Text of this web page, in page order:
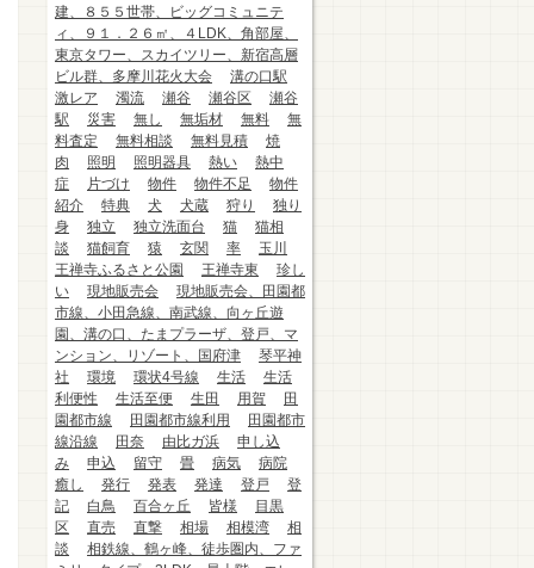
建、８５５世帯、ビッグコミュニテ
ィ、９１．２６㎡、４LDK、角部屋、
東京タワー、スカイツリー、新宿高層
ビル群、多摩川花火大会
溝の口駅
激レア
濁流 瀬谷 瀬谷区
瀬谷
駅
災害 無し 無垢材 無料
無
料査定
無料相談 無料見積
焼
肉
照明 照明器具 熱い
熱中
症
片づけ 物件 物件不足
物件
紹介
特典 犬 犬蔵 狩り
独り
身
独立 独立洗面台 猫
猫相
談
猫飼育 猿 玄関 率
玉川
王禅寺ふるさと公園
王禅寺東
珍し
い
現地販売会
現地販売会、田園都
市線、小田急線、南武線、向ヶ丘遊
園、溝の口、たまプラーザ、登戸、マ
ンション、リゾート、国府津
琴平神
社
環境 環状4号線 生活
生活
利便性
生活至便 生田 用賀
田
園都市線
田園都市線利用
田園都市
線沿線
田奈 由比ガ浜
申し込
み
申込 留守 畳 病気
病院
癒し
発行 発表 発達 登戸
登
記
白鳥 百合ヶ丘 皆様
目黒
区
直売 直撃 相場 相模湾
相
談
相鉄線、鶴ヶ峰、徒歩圏内、ファ